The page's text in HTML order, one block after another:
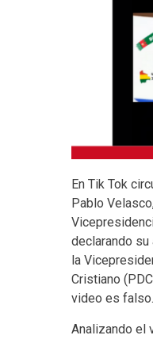
En Tik Tok
Pablo
declarando su
la
Cristiano
video es falso.
Analizando el